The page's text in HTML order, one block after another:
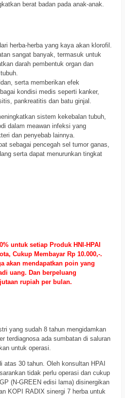
berat badan pada anak-anak.
herba-herba yang kaya akan klorofil.
sangat banyak, termasuk untuk
darah pembentuk organ dan
serta memberikan efek
kondisi medis seperti kanker,
pankreatitis dan batu ginjal.
sistem kekebalan tubuh,
dalam meawan infeksi yang
dan penyebab lainnya.
sebagai pencegah sel tumor ganas,
serta dapat menurunkan tingkat
untuk setiap Produk HNI-HPAI
Cukup Membayar Rp 10.000,-.
akan mendapatkan poin yang
uang. Dan berpeluang
rupiah per bulan.
yang sudah 8 tahun mengidamkan
terdiagnosa ada sumbatan di saluran
untuk operasi.
atas 30 tahun. Oleh konsultan HPAI
tidak perlu operasi dan cukup
(N-GREEN edisi lama) disinergikan
KOPI RADIX sinergi 7 herba untuk